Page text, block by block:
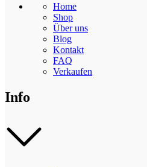
Home
Shop
Über uns
Blog
Kontakt
FAQ
Verkaufen
Info